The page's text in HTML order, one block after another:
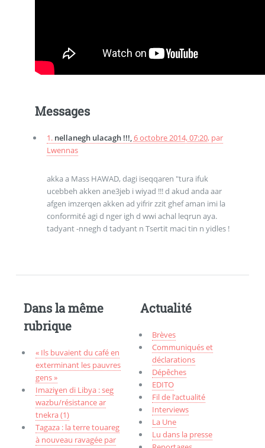
Messages
1. nellanegh ulacagh !!!,6 octobre 2014, 07:20, par
Lwennas
akka a Mass HAWAD, dagi iseqqaren "tura ifuk
ucebbeh akken ane3jeb i wiyad !!! d akud anda aar
afgen imzerqen akken ad yifrir zzit ghef aman imi la
conformité agi d nger igh d wwi achal leqrun aya.
tadyant -nnegh d tadyant n Tsertit maci tin n yidles !
Dans la même
rubrique
« Ils buvaient du café en
exterminant les pauvres
gens »
Imaziɣen di Libya : seg
wazbu/résistance ar
tnekra (1)
Tagaza : la terre touareg
à nouveau ravagée par
Actualité
Brèves
Communiqués et
déclarations
Dépêches
EDITO
Fil de l’actualité
Interviews
La Une
Lu dans la presse